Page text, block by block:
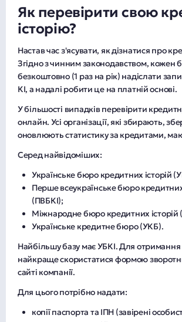
Як перевірити свою
історію?
Настав час з'ясувати, як дізнатися про
Згідно з чинним законодавством,
безкоштовно (1 раз на рік) надіслати
КІ, а надалі робити це на платній основі.
У більшості випадків перевірити
онлайн. Усі організації, які збирають,
оновлюють статистику за кредитами,
Серед найвідоміших:
Українське бюро кредитних історій
Перше всеукраїнське бюро кредитних
(ПВБКІ);
Міжнародне бюро кредитних історій
Українське кредитне бюро (УКБ).
Найбільшу базу має УБКІ. Для отримання
найкраще скористатися формою
сайті компанії.
Для цього потрібно надати:
копії паспорта та ІПН (завірені